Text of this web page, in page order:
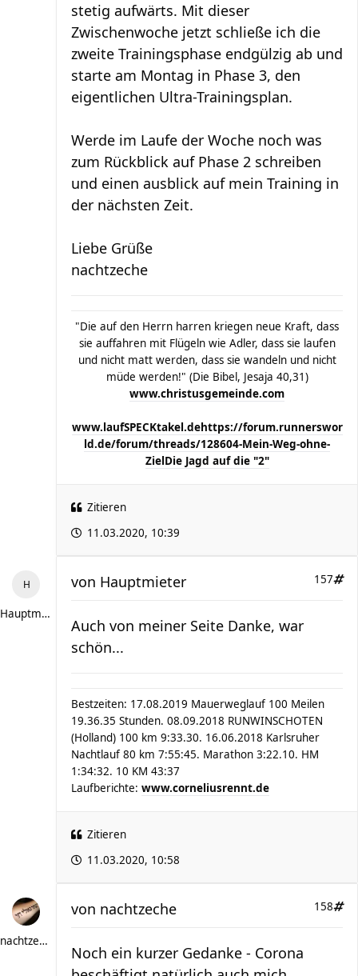
stetig aufwärts. Mit dieser
Zwischenwoche jetzt schließe ich die
zweite Trainingsphase endgülzig ab und
starte am Montag in Phase 3, den
eigentlichen Ultra-Trainingsplan.
Werde im Laufe der Woche noch was
zum Rückblick auf Phase 2 schreiben
und einen ausblick auf mein Training in
der nächsten Zeit.
Liebe Grüße
nachtzeche
"Die auf den Herrn harren kriegen neue Kraft, dass
sie auffahren mit Flügeln wie Adler, dass sie laufen
und nicht matt werden, dass sie wandeln und nicht
müde werden!" (Die Bibel, Jesaja 40,31)
www.christusgemeinde.com
www.laufSPECKtakel.dehttps://forum.runnerswor
ld.de/forum/threads/128604-Mein-Weg-ohne-
Ziel Die Jagd auf die "2"
Zitieren
11.03.2020, 10:39
Hauptmieter
157
von Hauptmieter
Auch von meiner Seite Danke, war
schön...
Bestzeiten: 17.08.2019 Mauerweglauf 100 Meilen
19.36.35 Stunden. 08.09.2018 RUNWINSCHOTEN
(Holland) 100 km 9:33.30. 16.06.2018 Karlsruher
Nachtlauf 80 km 7:55:45. Marathon 3:22.10. HM
1:34:32. 10 KM 43:37
Laufberichte: www.corneliusrennt.de
Zitieren
11.03.2020, 10:58
nachtzeche
158
von nachtzeche
Noch ein kurzer Gedanke - Corona